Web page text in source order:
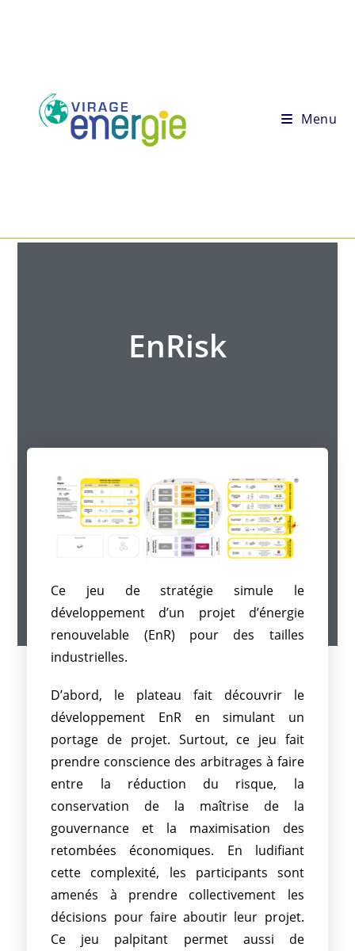
Menu
EnRisk
Ce jeu de stratégie simule le
développement d’un projet d’énergie
renouvelable (EnR) pour des tailles
industrielles.
D’abord, le plateau fait découvrir le
développement EnR en simulant un
portage de projet. Surtout, ce jeu fait
prendre conscience des arbitrages à faire
entre la réduction du risque, la
conservation de la maîtrise de la
gouvernance et la maximisation des
retombées économiques. En ludifiant
cette complexité, les participants sont
amenés à prendre collectivement les
décisions pour faire aboutir leur projet.
Ce jeu palpitant permet aussi de